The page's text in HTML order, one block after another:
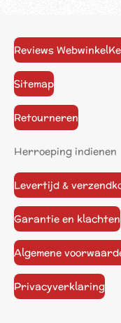
Reviews
Sitemap
Retourneren
Herroeping indienen
Levertijd &
Garantie en klachten
Algemene
Privacyverklaring